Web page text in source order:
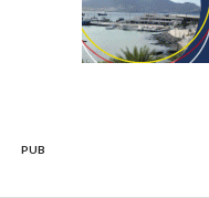
PUB